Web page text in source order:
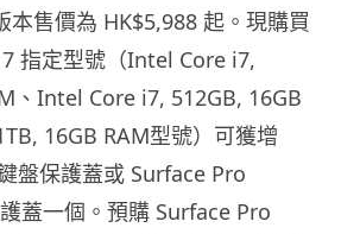
本售價為 HK$5,988 起。現購買
指定型號（Intel Core i7,
、Intel Core i7, 512GB, 16GB
16GB RAM型號）可獲增
盤保護蓋或 Surface Pro
蓋一個。預購 Surface Pro